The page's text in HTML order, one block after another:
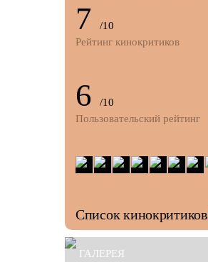
7
/10
Рейтинг кинокритиков
6
/10
Пользовательский рейтинг
Список кинокритиков
ГАЛЕРЕЯ